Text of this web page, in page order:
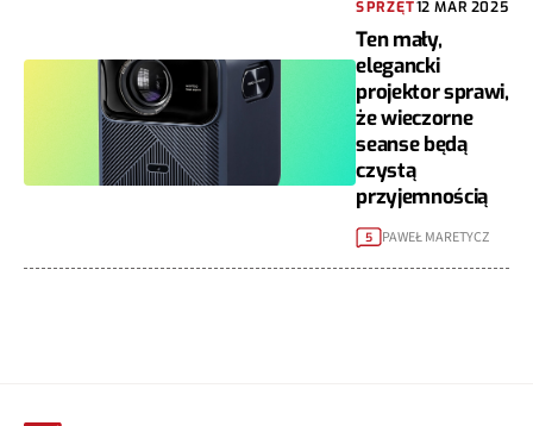
SPRZĘT12 MAR 2025
Ten mały,
elegancki
projektor sprawi,
że wieczorne
seanse będą
czystą
przyjemnością
5 PAWEŁ MARETYCZ